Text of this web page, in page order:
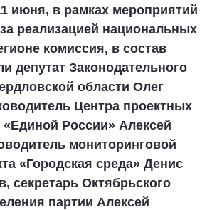
июня, в рамках мероприятий
реализацией национальных
комиссия, в состав
депутат Законодательного
области Олег
Центра проектных
России» Алексей
мониторинговой
«Городская среда» Денис
секретарь Октябрьского
партии Алексей